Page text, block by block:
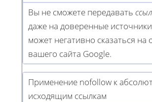
Вы не сможете передавать
даже на доверенные
может негативно сказаться на
вашего сайта Google.
Применение nofollow к
исходящим ссылкам